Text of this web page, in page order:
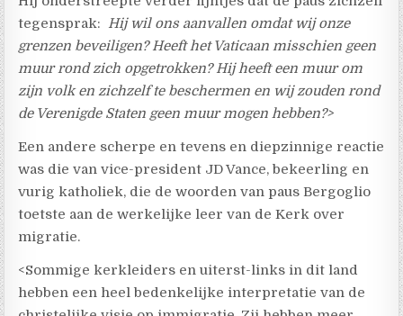
tegensprak: Hij wil ons aanvallen omdat wij onze
grenzen beveiligen? Heeft het Vaticaan misschien geen
muur rond zich opgetrokken? Hij heeft een muur om
zijn volk en zichzelf te beschermen en wij zouden rond
de Verenigde Staten geen muur mogen hebben?>
Een andere scherpe en tevens en diepzinnige reactie
was die van vice-president JD Vance, bekeerling en
vurig katholiek, die de woorden van paus Bergoglio
toetste aan de werkelijke leer van de Kerk over
migratie.
<Sommige kerkleiders en uiterst-links in dit land
hebben een heel bedenkelijke interpretatie van de